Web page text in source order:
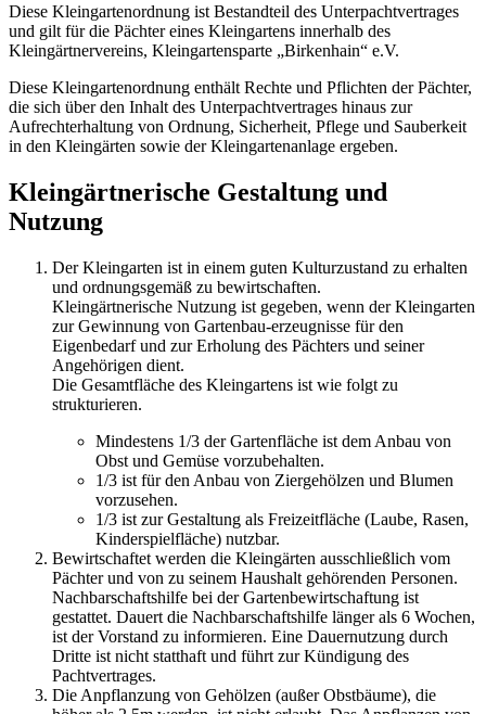
Diese Kleingartenordnung ist Bestandteil des Unterpachtvertrages
und gilt für die Pächter eines Kleingartens innerhalb des
Kleingärtnervereins, Kleingartensparte „Birkenhain“ e.V.
Diese Kleingartenordnung enthält Rechte und Pflichten der Pächter,
die sich über den Inhalt des Unterpachtvertrages hinaus zur
Aufrechterhaltung von Ordnung, Sicherheit, Pflege und Sauberkeit
in den Kleingärten sowie der Kleingartenanlage ergeben.
Kleingärtnerische Gestaltung und
Nutzung
Der Kleingarten ist in einem guten Kulturzustand zu erhalten
und ordnungsgemäß zu bewirtschaften.
Kleingärtnerische Nutzung ist gegeben, wenn der Kleingarten
zur Gewinnung von Gartenbau-erzeugnisse für den
Eigenbedarf und zur Erholung des Pächters und seiner
Angehörigen dient.
Die Gesamtfläche des Kleingartens ist wie folgt zu
strukturieren.
Mindestens 1/3 der Gartenfläche ist dem Anbau von
Obst und Gemüse vorzubehalten.
1/3 ist für den Anbau von Ziergehölzen und Blumen
vorzusehen.
1/3 ist zur Gestaltung als Freizeitfläche (Laube, Rasen,
Kinderspielfläche) nutzbar.
Bewirtschaftet werden die Kleingärten ausschließlich vom
Pächter und von zu seinem Haushalt gehörenden Personen.
Nachbarschaftshilfe bei der Gartenbewirtschaftung ist
gestattet. Dauert die Nachbarschaftshilfe länger als 6 Wochen,
ist der Vorstand zu informieren. Eine Dauernutzung durch
Dritte ist nicht statthaft und führt zur Kündigung des
Pachtvertrages.
Die Anpflanzung von Gehölzen (außer Obstbäume), die